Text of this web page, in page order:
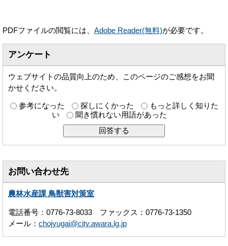
PDFファイルの閲覧には、 Adobe Reader(無料)が必要です。
アンケート
ウェブサイトの品質向上のため、このページのご感想をお聞
かせください。
参考になった 探しにくかった
もっと詳しく知りた
い
聞き慣れない用語があった
お問い合わせ先
農林水産課 鳥獣害対策室
電話番号：0776-73-8033 ファックス：0776-73-1350
メール： chojyugai@city.awara.lg.jp